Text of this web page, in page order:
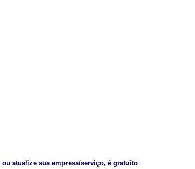
ou atualize sua empresa/serviço, é gratuito